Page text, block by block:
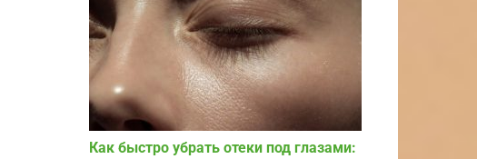
Как быстро убрать отеки под глазами: